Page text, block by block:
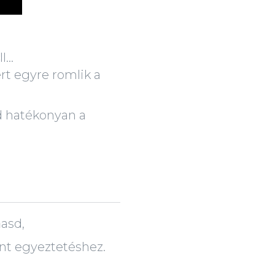
egyre romlik a
a
egyeztetéshez.